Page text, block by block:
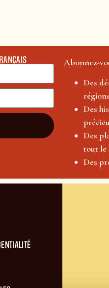
Abonnez-
Des
Des
Des
tout le
Des